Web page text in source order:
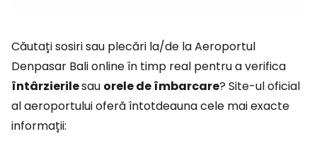
Căutați sosiri sau plecări la/de la Aeroportul
Denpasar Bali online în timp real pentru a verifica
întârzierilesau orele de îmbarcare? Site-ul oficial
al aeroportului oferă întotdeauna cele mai exacte
informații: